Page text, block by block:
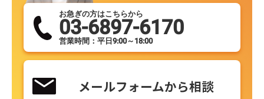
お急ぎの方はこちらから
03-6897-6170
営業時間：平日9:00～18:00
メールフォームから相談